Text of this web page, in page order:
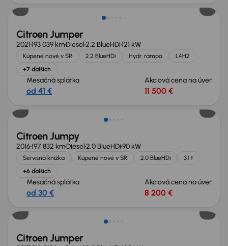
Citroen Jumper
2021193 039 kmDiesel2.2 BlueHDi121 kW
Kúpené nové v SR 2.2 BlueHDi Hydr. rampa
L4H2
+7 ďalších
Mesačná splátka
od 41 €
Akciová cena na úver
11 500 €
Zlacnené o 500 €
Citroen Jumpy
2016197 832 kmDiesel2.0 BlueHDi90 kW
Servisná knižka Kúpené nové v SR 2.0 BlueHDi
3.1 t
+6 ďalších
Mesačná splátka
od 30 €
Akciová cena na úver
8 200 €
Zlacnené o 600 €
Citroen Jumper